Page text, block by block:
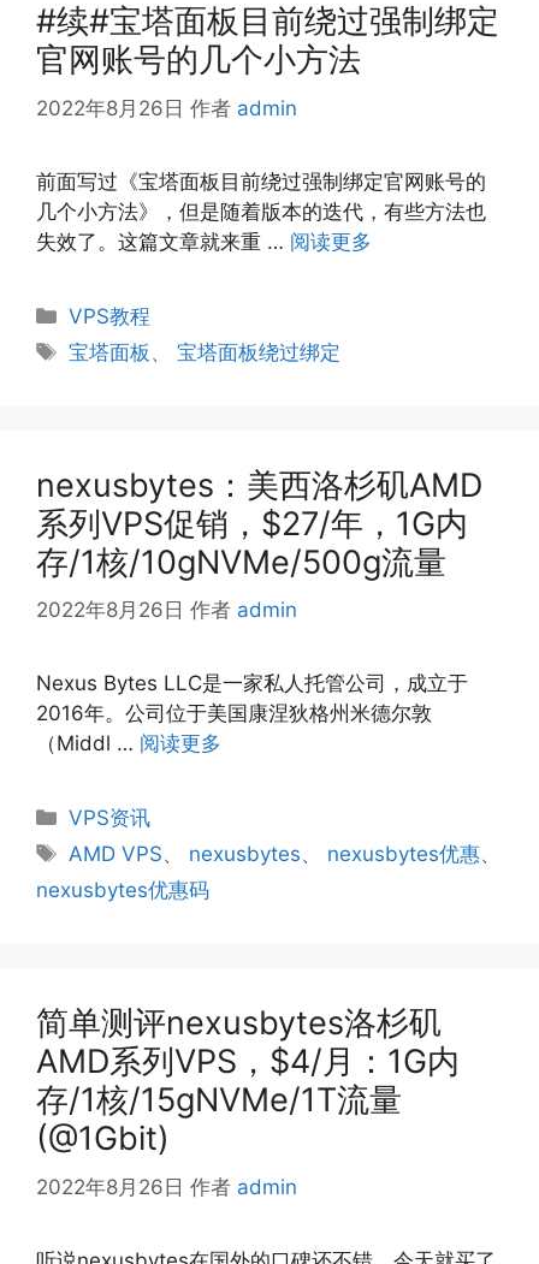
#续#宝塔面板目前绕过强制绑定
官网账号的几个小方法
2022年8月26日 作者 admin
前面写过《宝塔面板目前绕过强制绑定官网账号的
几个小方法》，但是随着版本的迭代，有些方法也
失效了。这篇文章就来重 … 阅读更多
分
类
VPS教程
标
宝塔面板 、宝塔面板绕过绑定
nexusbytes：美西洛杉矶AMD
系列VPS促销，$27/年，1G内
存/1核/10gNVMe/500g流量
2022年8月26日 作者 admin
Nexus Bytes LLC是一家私人托管公司，成立于
2016年。公司位于美国康涅狄格州米德尔敦
（Middl … 阅读更多
分
类
VPS资讯
标
签
AMD VPS、 nexusbytes、 nexusbytes优惠、
nexusbytes优惠码
简单测评nexusbytes洛杉矶
AMD系列VPS，$4/月：1G内
存/1核/15gNVMe/1T流量
(@1Gbit)
2022年8月26日 作者 admin